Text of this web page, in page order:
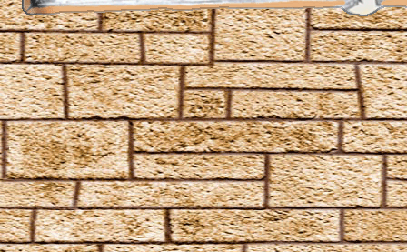
Fidelius-Zauber
Finite Incantatem
Finite
Fumos
Goldene Flämmchen
Homenum revelio
Homorphus-Zauber
Immobilus
Impedimenta
Imperturbatio
Incarcerus
Inflatus
Liberacorpus
Muffliato
Nebulus
Partis Temporus
Peskiwichteli Pesternomi
Protego